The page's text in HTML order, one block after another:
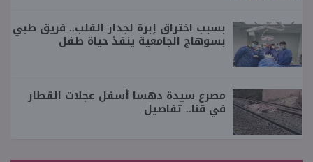
بسبب اختراق إبرة لجدار القلب.. فريق طبي
بسوهاج الجامعية ينقذ حياة طفل
مصرع سيدة دهسا أسفل عجلات القطار
في قنا.. تفاصيل